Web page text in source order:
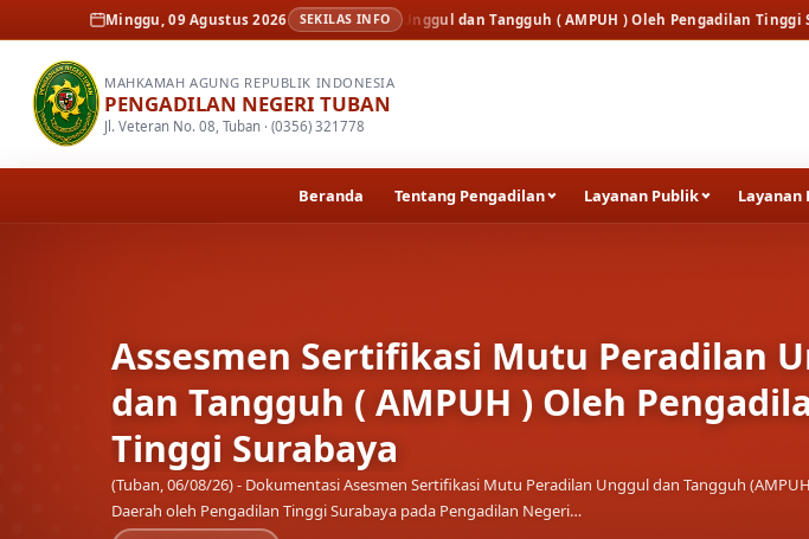
Minggu, 09 Agustus 2026 SEKILAS INFO
Assesmen Sertifikasi Mutu Peradilan Unggul dan Tangguh ( AMPUH ) Oleh Pengadilan Tinggi Surabaya
MAHKAMAH AGUNG REPUBLIK INDONESIA
PENGADILAN NEGERI TUBAN
Jl. Veteran No. 08, Tuban · (0356) 321778
Beranda Tentang Pengadilan Layanan Publik Layanan
Kenal Pamit Kapolresta Tuban